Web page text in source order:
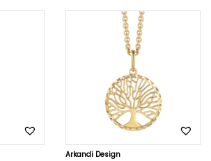
Arkandi Design